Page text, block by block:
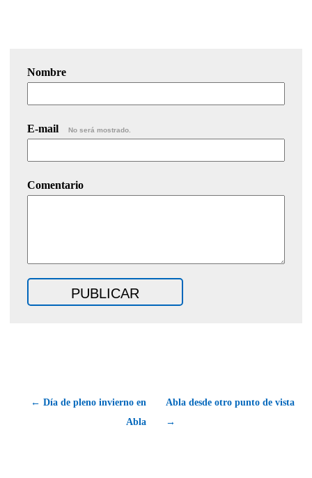
Nombre
E-mail No será mostrado.
Comentario
← Día de pleno invierno en
Abla
Abla desde otro punto de vista
→